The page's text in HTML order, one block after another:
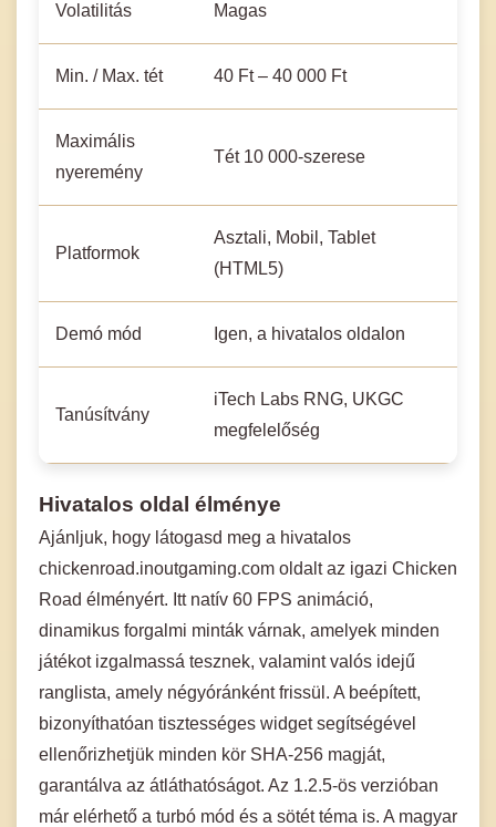
Volatilitás Magas
Min. / Max. tét 40 Ft – 40 000 Ft
Maximális
nyeremény
Tét 10 000-szerese
Platformok
Asztali, Mobil, Tablet
(HTML5)
Demó mód Igen, a hivatalos oldalon
Tanúsítvány
iTech Labs RNG, UKGC
megfelelőség
Hivatalos oldal élménye
Ajánljuk, hogy látogasd meg a hivatalos
chickenroad.inoutgaming.com oldalt az igazi Chicken
Road élményért. Itt natív 60 FPS animáció,
dinamikus forgalmi minták várnak, amelyek minden
játékot izgalmassá tesznek, valamint valós idejű
ranglista, amely négyóránként frissül. A beépített,
bizonyíthatóan tisztességes widget segítségével
ellenőrizhetjük minden kör SHA-256 magját,
garantálva az átláthatóságot. Az 1.2.5-ös verzióban
már elérhető a turbó mód és a sötét téma is. A magyar